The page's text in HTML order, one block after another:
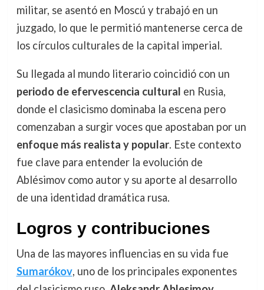
militar, se asentó en Moscú y trabajó en un
juzgado, lo que le permitió mantenerse cerca de
los círculos culturales de la capital imperial.
Su llegada al mundo literario coincidió con un
periodo de efervescencia cultural en Rusia,
donde el clasicismo dominaba la escena pero
comenzaban a surgir voces que apostaban por un
enfoque más realista y popular. Este contexto
fue clave para entender la evolución de
Ablésimov como autor y su aporte al desarrollo
de una identidad dramática rusa.
Logros y contribuciones
Una de las mayores influencias en su vida fue
Sumarókov, uno de los principales exponentes